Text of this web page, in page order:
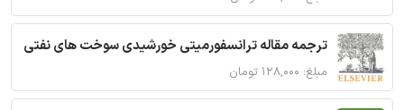
ترجمه مقاله ترانسفورمیتی خورشیدی سوخت های نفتی
مبلغ: ۱۲۸,۰۰۰ تومان